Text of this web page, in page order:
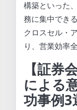
構築といった
務に集中でき
クロスセル・
り、営業効率
【証券
による
功事例3